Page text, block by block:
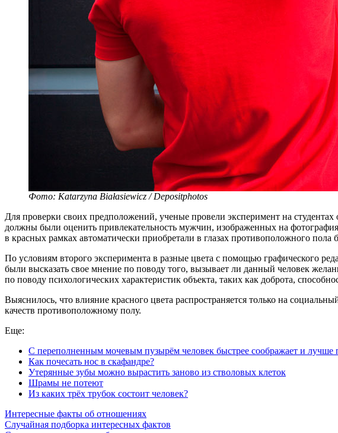
Фото: Katarzyna Białasiewicz / Depositphotos
Для проверки своих предположений, ученые провели эксперимент на
должны были оценить привлекательность мужчин, изображенных на
в красных рамках автоматически приобретали в глазах противоположного
По условиям второго эксперимента в разные цвета с помощью графического
были высказать свое мнение по поводу того, вызывает ли данный человек
по поводу психологических характеристик объекта, таких как доброта,
Выяснилось, что влияние красного цвета распространяется только на
качеств противоположному полу.
Еще:
С переполненным мочевым пузырём человек быстрее соображает и лучше
Как почесать нос в скафандре?
Утерянные зубы можно вырастить заново из стволовых клеток
Шрамы не потеют
Из каких трёх трубок состоит человек?
Интересные факты об отношениях
Случайная подборка интересных фактов